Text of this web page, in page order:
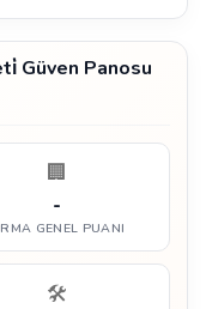
Güven Panosu
🏢
-
GENEL PUANI
🛠️